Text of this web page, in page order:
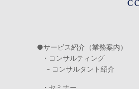
サービス紹介（業務案内）
・コンサルティング
- コンサルタント紹介
・セミナー